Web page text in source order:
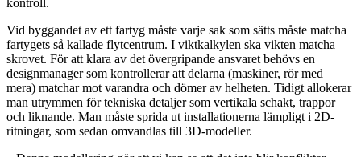
Vid byggandet av ett fartyg måste varje sak som sätts måste matcha
fartygets så kallade flytcentrum. I viktkalkylen ska vikten matcha
skrovet. För att klara av det övergripande ansvaret behövs en
designmanager som kontrollerar att delarna (maskiner, rör med
mera) matchar mot varandra och dömer av helheten. Tidigt allokerar
man utrymmen för tekniska detaljer som vertikala schakt, trappor
och liknande. Man måste sprida ut installationerna lämpligt i 2D-
ritningar, som sedan omvandlas till 3D-modeller.